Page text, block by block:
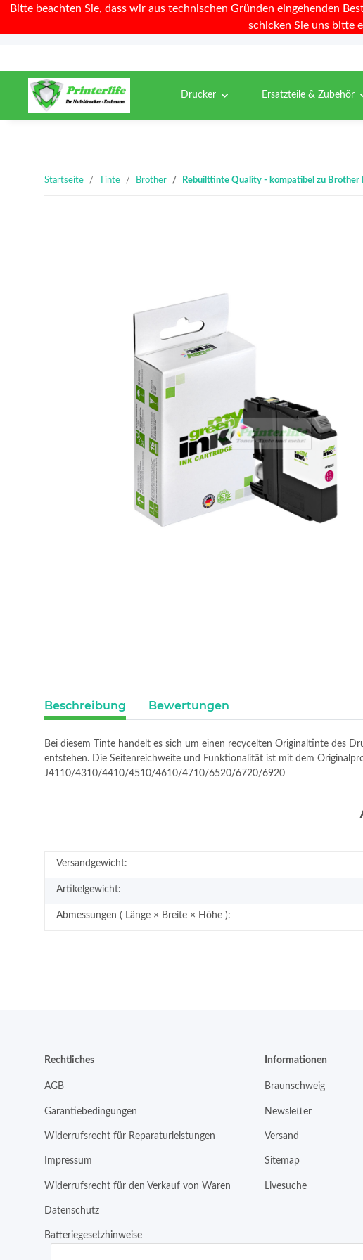
Bitte beachten Sie, dass wir aus technischen Gründen eingehenden
schicken Sie uns bitte
Drucker Ersatzteile & Zubehör
Startseite Tinte Brother Rebuilttinte Quality - kompatibel zu Brother
Beschreibung Bewertungen
Bei diesem Tinte handelt es sich um einen recycelten Originaltinte des
entstehen. Die Seitenreichweite und Funktionalität ist mit dem
J4110/4310/4410/4510/4610/4710/6520/6720/6920
Versandgewicht:
Artikelgewicht:
Abmessungen ( Länge × Breite × Höhe ):
Rechtliches
AGB
Garantiebedingungen
Widerrufsrecht für Reparaturleistungen
Impressum
Widerrufsrecht für den Verkauf von Waren
Datenschutz
Batteriegesetzhinweise
Informationen
Braunschweig
Newsletter
Versand
Sitemap
Livesuche